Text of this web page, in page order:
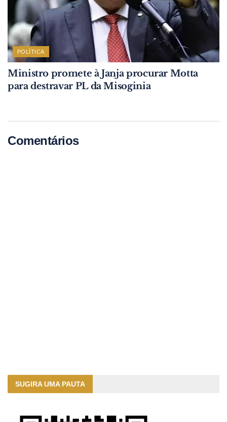
POLÍTICA
Ministro promete à Janja procurar Motta
para destravar PL da Misoginia
Comentários
SUGIRA UMA PAUTA